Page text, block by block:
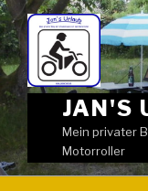
Weiter
zum
Inhalt
JAN'S
Mein privater
Motorroller